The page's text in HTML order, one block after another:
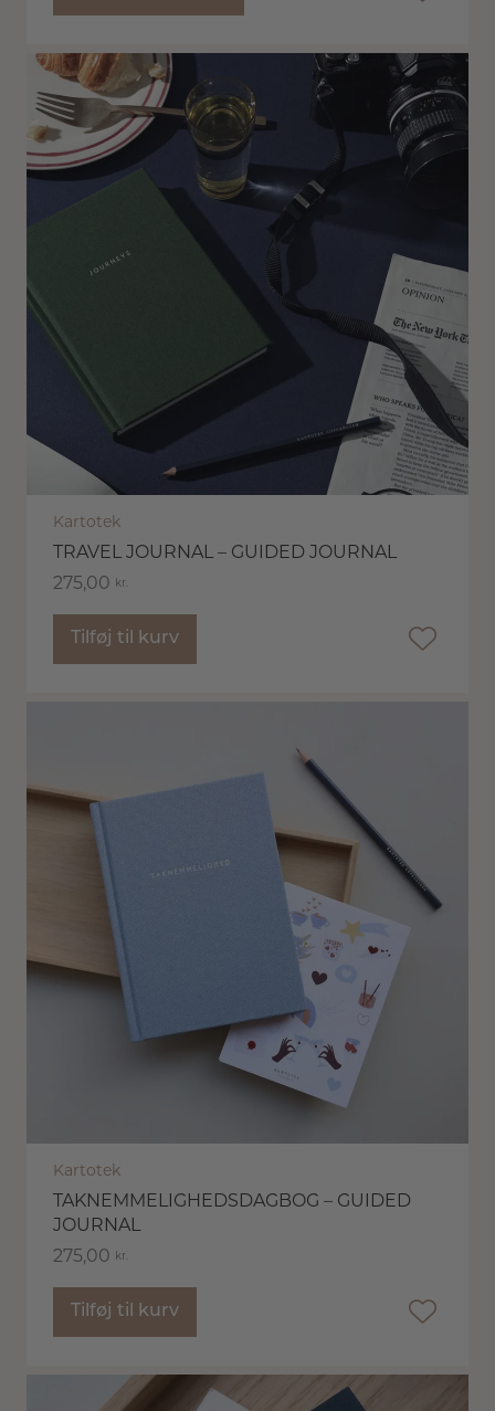
Kartotek
TRAVEL JOURNAL – GUIDED JOURNAL
275,00 kr.
Tilføj til kurv
Kartotek
TAKNEMMELIGHEDSDAGBOG – GUIDED
JOURNAL
275,00 kr.
Tilføj til kurv